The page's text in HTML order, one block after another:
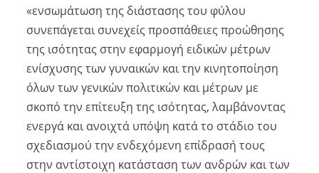
«ενσωμάτωση της διάστασης του φύλου
συνεπάγεται συνεχείς προσπάθειες προώθησης
της ισότητας στην εφαρμογή ειδικών μέτρων
ενίσχυσης των γυναικών και την κινητοποίηση
όλων των γενικών πολιτικών και μέτρων με
σκοπό την επίτευξη της ισότητας, λαμβάνοντας
ενεργά και ανοιχτά υπόψη κατά το στάδιο του
σχεδιασμού την ενδεχόμενη επίδρασή τους
στην αντίστοιχη κατάσταση των ανδρών και των